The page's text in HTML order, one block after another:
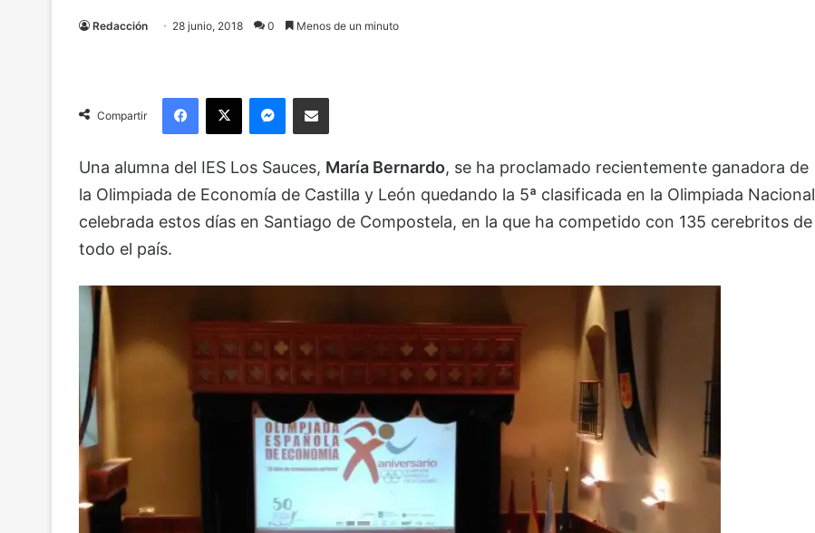
Redacción 28 junio, 2018 0 Menos de un minuto
Compartir
Una alumna del IES Los Sauces, María Bernardo, se ha proclamado recientemente ganadora de
la Olimpiada de Economía de Castilla y León quedando la 5ª clasificada en la Olimpiada Nacional
celebrada estos días en Santiago de Compostela, en la que ha competido con 135 cerebritos de
todo el país.